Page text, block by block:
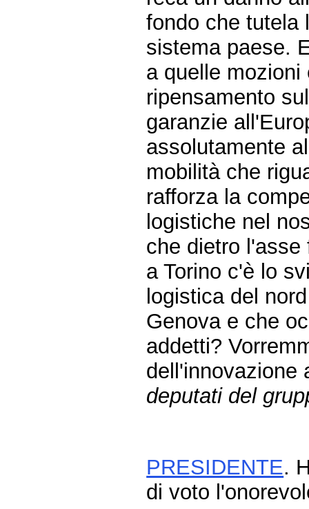
fondo che tutela
sistema paese.
a quelle
ripensamento
garanzie
assolutamente
mobilità che
rafforza la
logistiche nel
che dietro l'asse
a Torino c'è lo
logistica del
Genova e che
addetti?
dell'innovazione
deputati del
PRESIDENTE.
di voto